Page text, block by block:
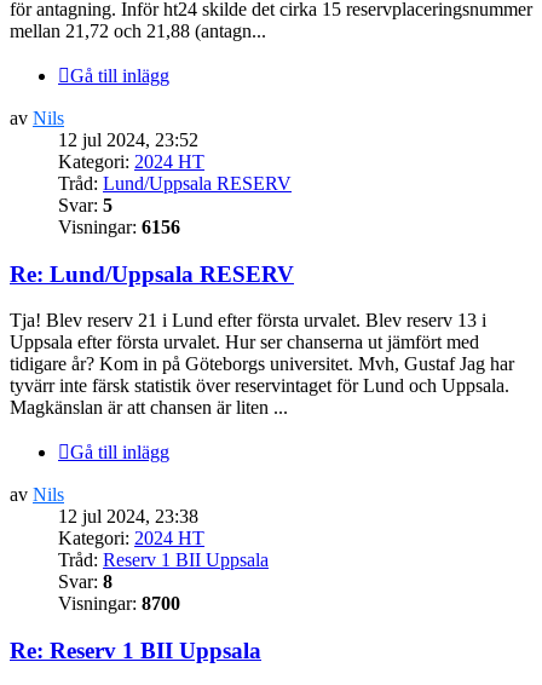
för antagning. Inför ht24 skilde det cirka 15 reservplaceringsnummer
mellan 21,72 och 21,88 (antagn...
Gå till inlägg
av Nils
12 jul 2024, 23:52
Kategori: 2024 HT
Tråd: Lund/Uppsala RESERV
Svar: 5
Visningar: 6156
Re: Lund/Uppsala RESERV
Tja! Blev reserv 21 i Lund efter första urvalet. Blev reserv 13 i
Uppsala efter första urvalet. Hur ser chanserna ut jämfört med
tidigare år? Kom in på Göteborgs universitet. Mvh, Gustaf Jag har
tyvärr inte färsk statistik över reservintaget för Lund och Uppsala.
Magkänslan är att chansen är liten ...
Gå till inlägg
av Nils
12 jul 2024, 23:38
Kategori: 2024 HT
Tråd: Reserv 1 BII Uppsala
Svar: 8
Visningar: 8700
Re: Reserv 1 BII Uppsala